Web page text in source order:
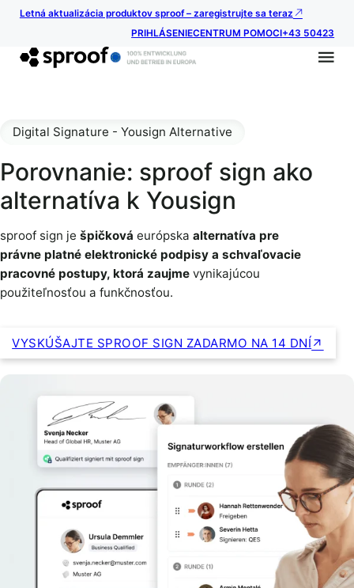
Letná aktualizácia produktov sproof – zaregistrujte sa teraz
PRIHLÁSENIECENTRUM POMOCI+43 50423
Porovnanie: sproof sign ako
alternatíva k Yousign
Digital Signature - Yousign Alternative
sproof sign je špičková európska alternatíva pre
právne platné elektronické podpisy a schvaľovacie
pracovné postupy, ktorá zaujme vynikajúcou
použiteľnosťou a funkčnosťou.
VYSKÚŠAJTE SPROOF SIGN ZADARMO NA 14 DNÍ